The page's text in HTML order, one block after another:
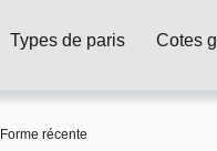
Types de paris Cotes
Forme récente